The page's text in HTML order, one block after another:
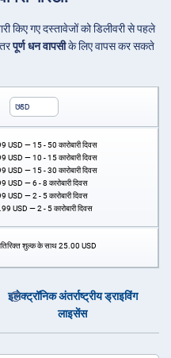
किए गए दस्तावेजों को डिलीवरी से पहले
पूर्ण धन वापसीके लिए वापस कर सकते
USD
USD — 15 - 50 कारोबारी दिवस
USD — 10 - 15 कारोबारी दिवस
USD — 15 - 30 कारोबारी दिवस
USD — 6 - 8 कारोबारी दिवस
USD — 2 - 5 कारोबारी दिवस
USD — 2 - 5 कारोबारी दिवस
शुल्क के साथ25.00 USD
इलेक्ट्रॉनिक अंतर्राष्ट्रीय ड्राइविंग
लाइसेंस